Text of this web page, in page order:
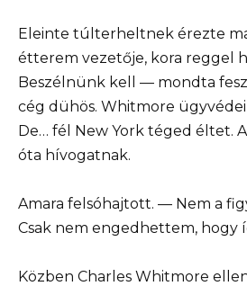
Eleinte túlterheltnek érezte
étterem vezetője, kora reggel
Beszélnünk kell — mondta
cég dühös. Whitmore
De… fél New York téged éltet.
óta hívogatnak.
Amara felsóhajtott. — Nem a
Csak nem engedhettem, hogy
Közben Charles Whitmore